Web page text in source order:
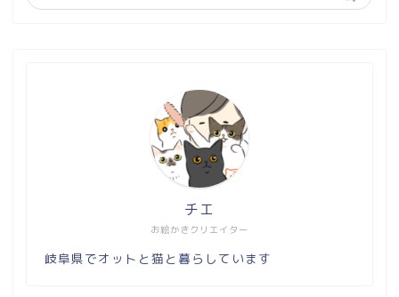
お絵かきクリエイター
チエ
岐阜県でオットと猫と暮らしています